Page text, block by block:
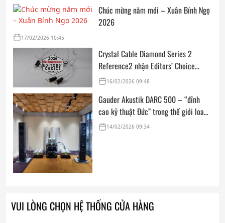
Chúc mừng năm mới – Xuân Bính Ngọ
2026
17/02/2026 10:45
Crystal Cable Diamond Series 2
Reference2 nhận Editors’ Choice
Award: Dedicated Audio 2026 từ The
16/02/2026 09:48
Gauder Akustik DARC 500 – “đỉnh
cao kỹ thuật Đức” trong thế giới loa
hi-end tham chiếu
14/02/2026 09:34
VUI LÒNG CHỌN HỆ THỐNG CỬA HÀNG